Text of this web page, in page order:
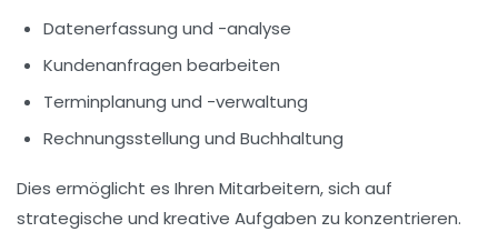
Datenerfassung und -analyse
Kundenanfragen bearbeiten
Terminplanung und -verwaltung
Rechnungsstellung und Buchhaltung
Dies ermöglicht es Ihren Mitarbeitern, sich auf
strategische und kreative Aufgaben zu konzentrieren.